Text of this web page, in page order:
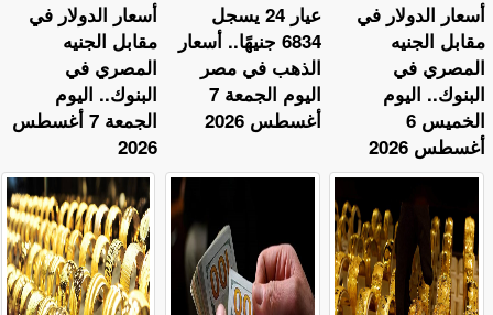
أسعار الدولار في
مقابل الجنيه
المصري في
البنوك.. اليوم
الجمعة 7 أغسطس
2026
عيار 24 يسجل
6834 جنيهًا.. أسعار
الذهب في مصر
اليوم الجمعة 7
أغسطس 2026
أسعار الدولار في
مقابل الجنيه
المصري في
البنوك.. اليوم
الخميس 6
أغسطس 2026